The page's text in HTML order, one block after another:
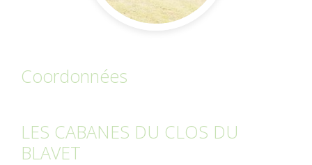
Baud
Coordonnées
LES CABANES DU CLOS DU
BLAVET